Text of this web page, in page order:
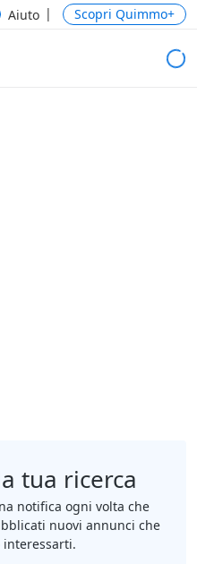
Aiuto Scopri Quimmo+
tua ricerca
notifica ogni volta che
nuovi annunci che